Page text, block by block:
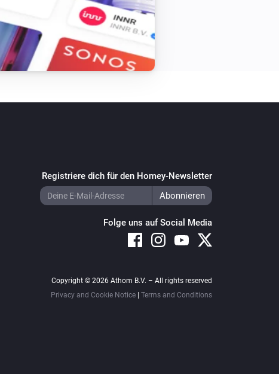
Registriere dich für den Homey-Newsletter
Folge uns auf Social Media
Copyright © 2026 Athom B.V. – All rights reserved
Privacy and Cookie Notice
Terms and Conditions